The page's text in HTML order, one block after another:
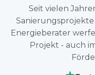
Seit vielen
Energieberater
Projekt - auch